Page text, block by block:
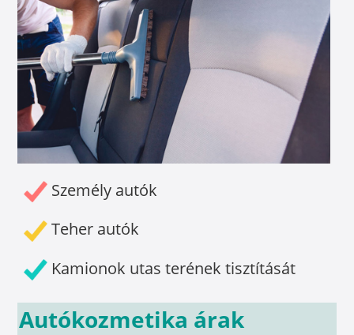
Személy autók
Teher autók
Kamionok utas terének tisztítását
Autókozmetika árak